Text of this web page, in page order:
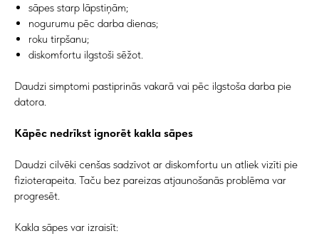
sāpes starp lāpstiņām;
nogurumu pēc darba dienas;
roku tirpšanu;
diskomfortu ilgstoši sēžot.
Daudzi simptomi pastiprinās vakarā vai pēc ilgstoša darba pie
datora.
Kāpēc nedrīkst ignorēt kakla sāpes
Daudzi cilvēki cenšas sadzīvot ar diskomfortu un atliek vizīti pie
fizioterapeita. Taču bez pareizas atjaunošanās problēma var
progresēt.
Kakla sāpes var izraisīt: